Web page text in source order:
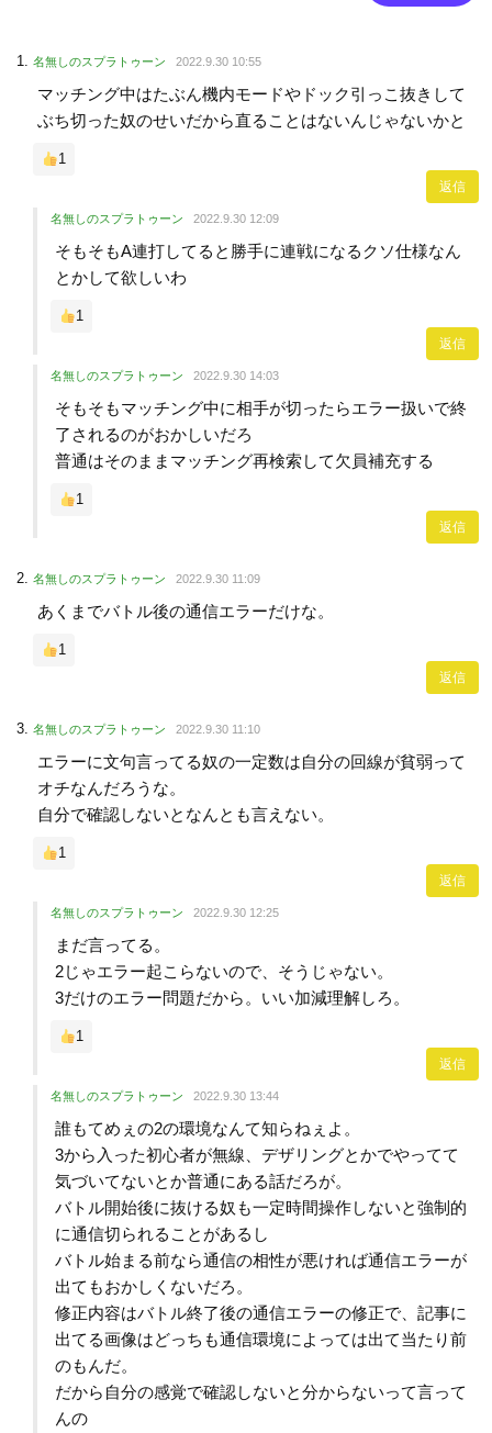
名無しのスプラトゥーン 2022.9.30 10:55
マッチング中はたぶん機内モードやドック引っこ抜きして
ぶち切った奴のせいだから直ることはないんじゃないかと
1
返信
名無しのスプラトゥーン 2022.9.30 12:09
そもそもA連打してると勝手に連戦になるクソ仕様なん
とかして欲しいわ
1
返信
名無しのスプラトゥーン 2022.9.30 14:03
そもそもマッチング中に相手が切ったらエラー扱いで終
了されるのがおかしいだろ
普通はそのままマッチング再検索して欠員補充する
1
返信
名無しのスプラトゥーン 2022.9.30 11:09
あくまでバトル後の通信エラーだけな。
1
返信
名無しのスプラトゥーン 2022.9.30 11:10
エラーに文句言ってる奴の一定数は自分の回線が貧弱って
オチなんだろうな。
自分で確認しないとなんとも言えない。
1
返信
名無しのスプラトゥーン 2022.9.30 12:25
まだ言ってる。
2じゃエラー起こらないので、そうじゃない。
3だけのエラー問題だから。いい加減理解しろ。
1
返信
名無しのスプラトゥーン 2022.9.30 13:44
誰もてめぇの2の環境なんて知らねぇよ。
3から入った初心者が無線、デザリングとかでやってて
気づいてないとか普通にある話だろが。
バトル開始後に抜ける奴も一定時間操作しないと強制的
に通信切られることがあるし
バトル始まる前なら通信の相性が悪ければ通信エラーが
出てもおかしくないだろ。
修正内容はバトル終了後の通信エラーの修正で、記事に
出てる画像はどっちも通信環境によっては出て当たり前
のもんだ。
だから自分の感覚で確認しないと分からないって言って
んの